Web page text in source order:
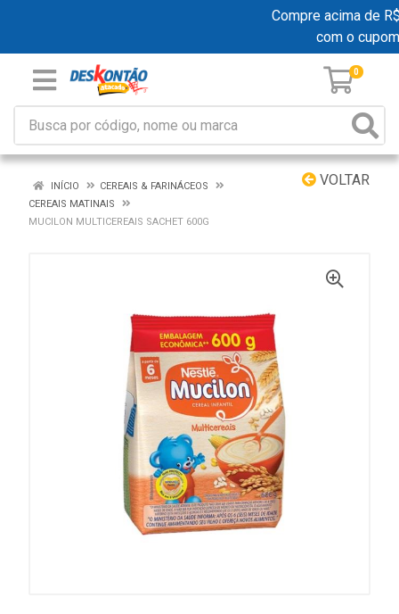
Compre acima de
com o cupom
0
VOLTAR
INÍCIO
CEREAIS & FARINÁCEOS
CEREAIS MATINAIS
MUCILON MULTICEREAIS SACHET 600G